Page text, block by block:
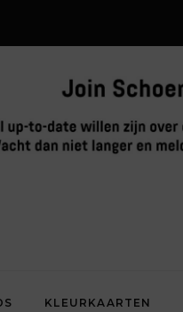
KLEURKAARTEN